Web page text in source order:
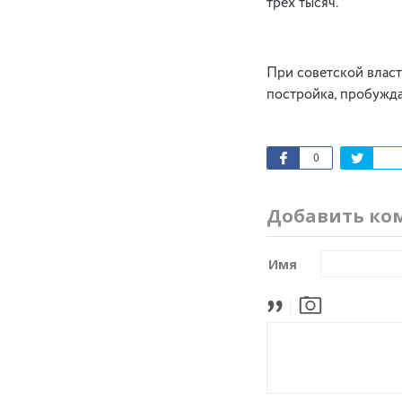
трех тысяч.
При советской
постройка,
0
Добавить
Имя